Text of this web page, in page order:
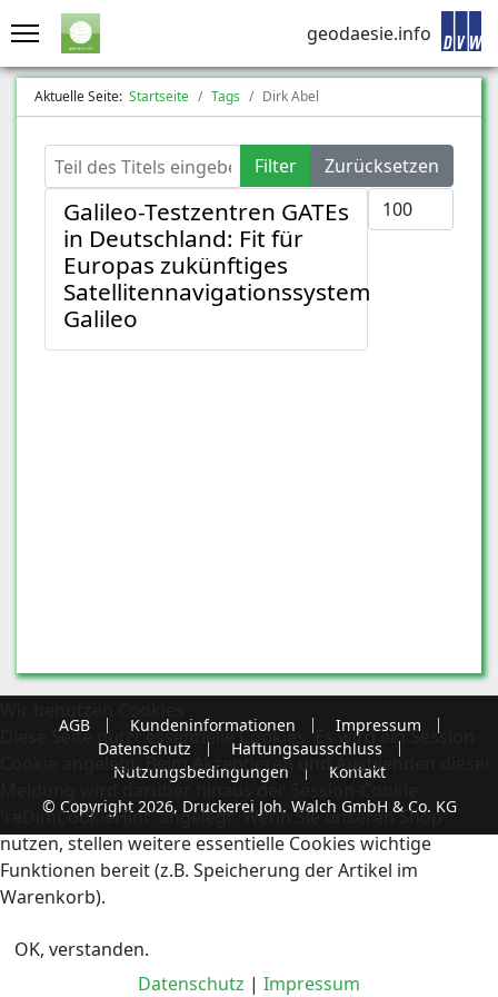
geodaesie.info
Aktuelle Seite: Startseite Tags Dirk Abel
Teil des Titels eingeben Filter
Zurücksetzen
Anzeige #
Galileo-Testzentren GATEs
in Deutschland: Fit für
Europas zukünftiges
Satellitennavigationssystem
Galileo
AGB Kundeninformationen
Impressum
Datenschutz
Haftungsausschluss
Nutzungsbedingungen
Kontakt
© Copyright 2026, Druckerei Joh. Walch GmbH & Co. KG
Diese Seite nutzt essentielle Cookies. Es wird ein Session-
Cookie angelegt. Beim Akzeptieren und Ausblenden dieser
Meldung wird darüber hinaus der Session-Cookie
'reDimCookieHint' angelegt. Wenn Sie unseren Shop
nutzen, stellen weitere essentielle Cookies wichtige
Funktionen bereit (z.B. Speicherung der Artikel im
Warenkorb).
OK, verstanden.
Datenschutz | Impressum